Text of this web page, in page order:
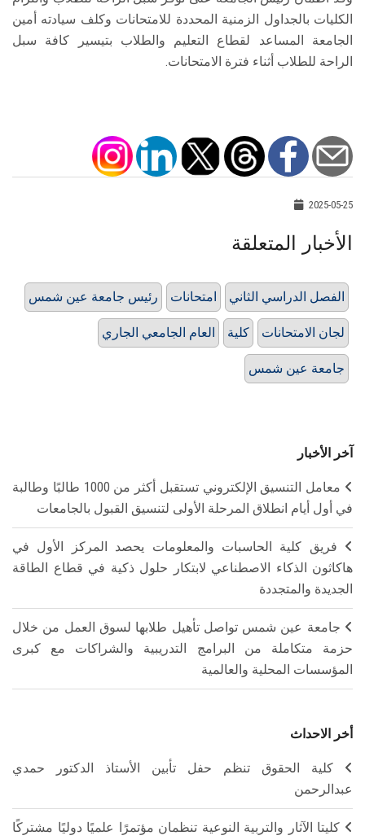
الكليات بالجداول الزمنية المحددة للامتحانات وكلف سيادته أمين
الجامعة المساعد لقطاع التعليم والطلاب بتيسير كافة سبل
الراحة للطلاب أثناء فترة الامتحانات.
2025-05-25
الأخبار المتعلقة
رئيس جامعة عين شمس امتحانات الفصل الدراسي الثاني
العام الجامعي الجاري كلية لجان الامتحانات
جامعة عين شمس
آخر الأخبار
معامل التنسيق الإلكتروني تستقبل أكثر من 1000 طالبًا وطالبة
في أول أيام انطلاق المرحلة الأولى لتنسيق القبول بالجامعات
فريق كلية الحاسبات والمعلومات يحصد المركز الأول في
هاكاثون الذكاء الاصطناعي لابتكار حلول ذكية في قطاع الطاقة
الجديدة والمتجددة
جامعة عين شمس تواصل تأهيل طلابها لسوق العمل من خلال
حزمة متكاملة من البرامج التدريبية والشراكات مع كبرى
المؤسسات المحلية والعالمية
أخر الاحداث
كلية الحقوق تنظم حفل تأبين الأستاذ الدكتور حمدي
عبدالرحمن
كليتا الآثار والتربية النوعية تنظمان مؤتمرًا علميًا دوليًا مشتركًا